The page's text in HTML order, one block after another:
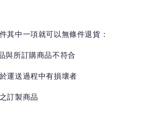
其中一項就可以無條件退貨：
所訂購商品不符合
運送過程中有損壞者
訂製商品